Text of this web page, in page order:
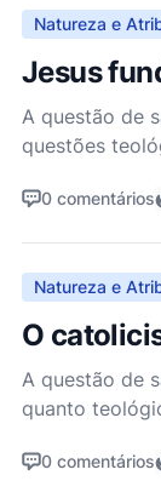
Natureza e
Jesus
A questão de
questões
0 comentários
Natureza e
O
A questão de
quanto
0 comentários